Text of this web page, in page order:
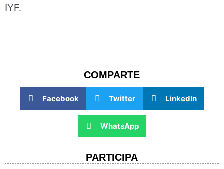
IYF.
COMPARTE​
Facebook Twitter LinkedIn
WhatsApp
PARTICIPA